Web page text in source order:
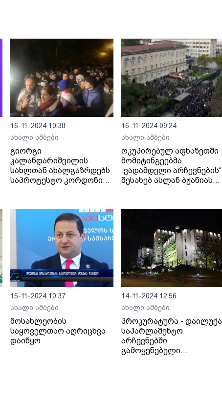
16-11-2024 10:38
ახალი ამბები
გიორგი
კალანდარიშვილის
სახლთან ახალგაზრდებს
საპროტესტო კორდონი
ადგილიდან გაყვანას
16-11-2024 09:24
ახალი ამბები
ოკუპირებულ აფხაზეთში
მომიტინგეებმა
„ვადამდელი არჩევნების“
შესახებ ასლან ბჟანიას
15-11-2024 10:37
ახალი ამბები
მოსახლეობის
საყოველთაო აღრიცხვა
დაიწყო
14-11-2024 12:56
ახალი ამბები
პროკურატურა - დაილუქა
საპარლამენტო
არჩევნებში
გამოყენებული